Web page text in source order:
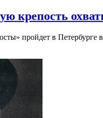
крепость
пройдет в Петербурге